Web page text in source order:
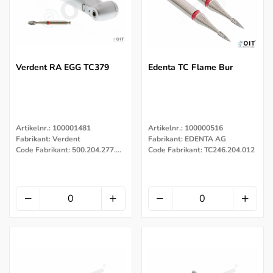
Verdent RA EGG TC379
Artikelnr.: 100001481
Fabrikant: Verdent
Code Fabrikant: 500.204.277.072.023
Edenta TC Flame Bur
Artikelnr.: 100000516
Fabrikant: EDENTA AG
Code Fabrikant: TC246.204.012